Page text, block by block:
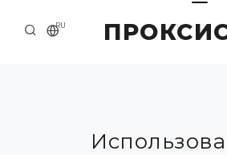
RU
О КОМПАНИИ